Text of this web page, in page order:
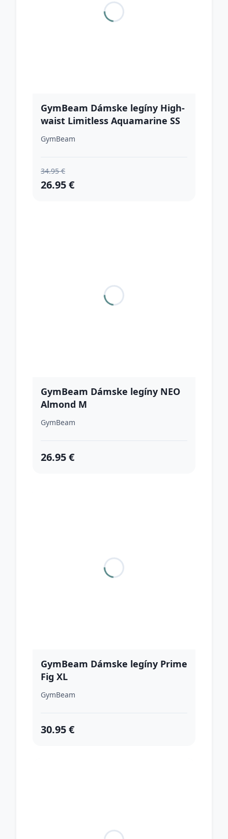
GymBeam Dámske legíny High-
waist Limitless Aquamarine SS
GymBeam
34.95 €
26.95 €
GymBeam Dámske legíny NEO
Almond M
GymBeam
26.95 €
GymBeam Dámske legíny Prime
Fig XL
GymBeam
30.95 €